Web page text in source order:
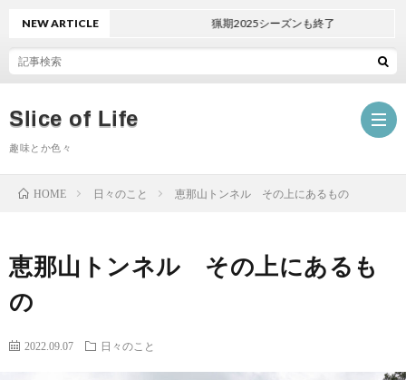
Slice of Life
趣味とか色々
NEW ARTICLE 猟期2025シーズンも終了
HOME 日々のこと 恵那山トンネル その上にあるもの
恵那山トンネル その上にあるも
の
2022.09.07 日々のこと